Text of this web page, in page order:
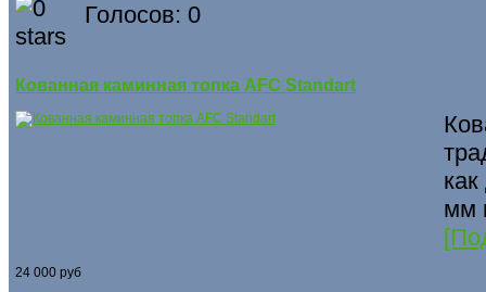
Голосов: 0
Кованная каминная топка AFC Standart
мм
24 000 руб